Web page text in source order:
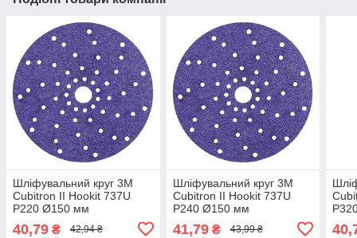
Шліфувальний круг 3M
Cubitron II Hookit 737U
P220 Ø150 мм
40,79 ₴ 42,94 ₴
Шліфувальний круг 3M
Cubitron II Hookit 737U
P240 Ø150 мм
41,79₴ 43,99 ₴